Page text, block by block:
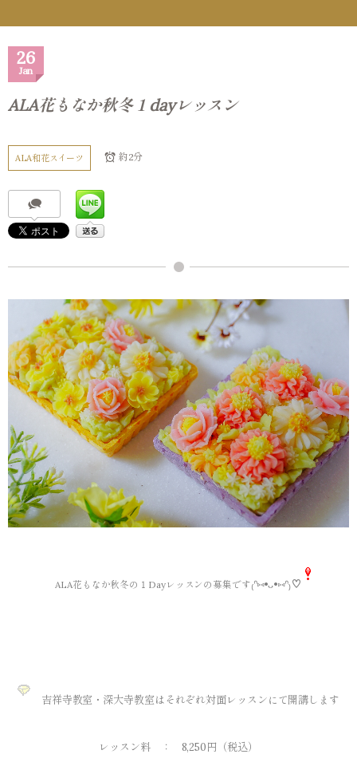
26
Jan
ALA花もなか秋冬１dayレッスン
ALA和花スイーツ 約2分
ALA花もなか秋冬の１Dayレッスンの募集です₍ᐢ⑅•ᴗ•⑅ᐢ₎♡
吉祥寺教室・深大寺教室はそれぞれ対面レッスンにて開講します
レッスン料 ： 8,250円（税込）